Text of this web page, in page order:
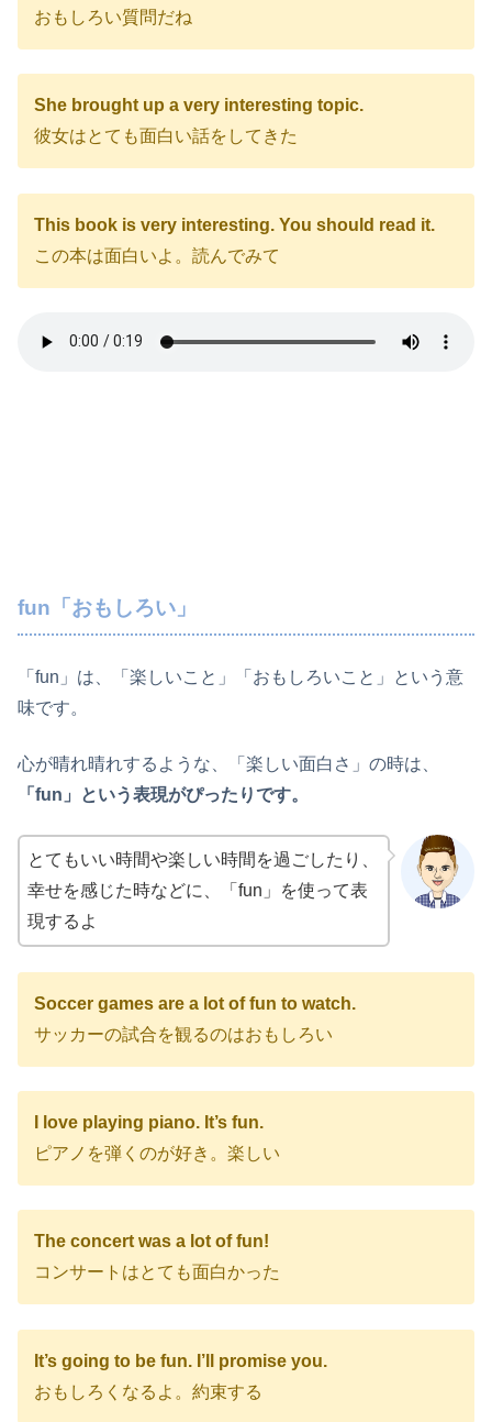
おもしろい質問だね
She brought up a very interesting topic.
彼女はとても面白い話をしてきた
This book is very interesting. You should read it.
この本は面白いよ。読んでみて
fun「おもしろい」
「fun」は、「楽しいこと」「おもしろいこと」という意
味です。
心が晴れ晴れするような、「楽しい面白さ」の時は、
「fun」という表現がぴったりです。
とてもいい時間や楽しい時間を過ごしたり、
幸せを感じた時などに、「fun」を使って表
現するよ
Soccer games are a lot of fun to watch.
サッカーの試合を観るのはおもしろい
I love playing piano. It’s fun.
ピアノを弾くのが好き。楽しい
The concert was a lot of fun!
コンサートはとても面白かった
It’s going to be fun. I’ll promise you.
おもしろくなるよ。約束する